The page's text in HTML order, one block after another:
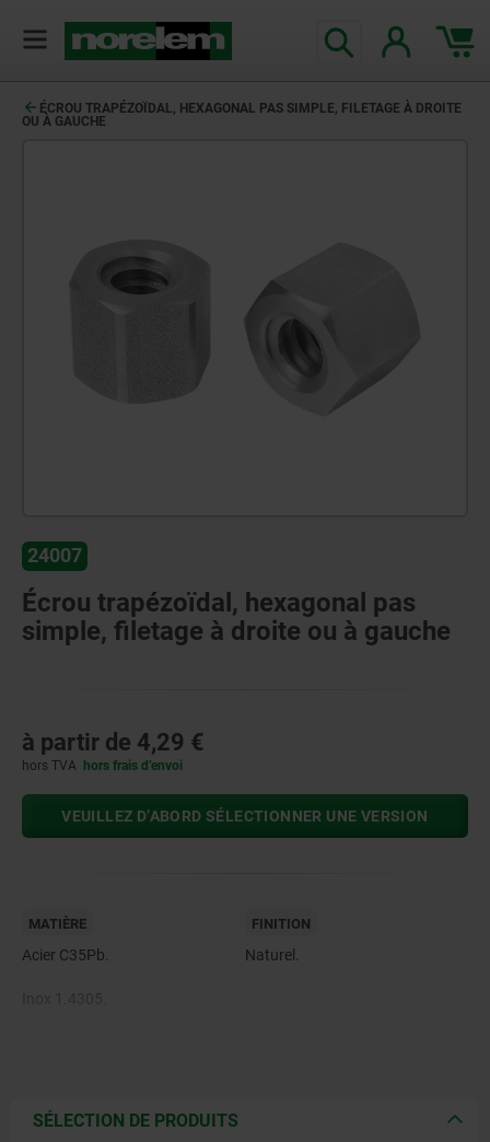
ÉCROU TRAPÉZOÏDAL, HEXAGONAL PAS SIMPLE, FILETAGE À DROITE
OU À GAUCHE
24007
Écrou trapézoïdal, hexagonal pas
simple, filetage à droite ou à gauche
à partir de 4,29 €
hors TVA hors frais d’envoi
VEUILLEZ D’ABORD SÉLECTIONNER UNE VERSION
MATIÈRE
Acier C35Pb.
FINITION
Naturel.
SÉLECTION DE PRODUITS